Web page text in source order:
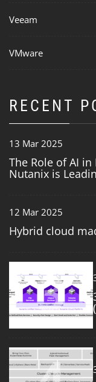
Veeam
VMware
RECENT
13 Mar 2025
The Role of AI
Nutanix is
12 Mar 2025
Hybrid cloud
3